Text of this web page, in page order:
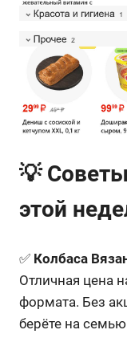
💡
этой
✅ Колбаса
Отличная цена
формата. Без
берёте на